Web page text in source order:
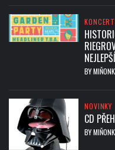
BY
NOVINKY
CD
BY